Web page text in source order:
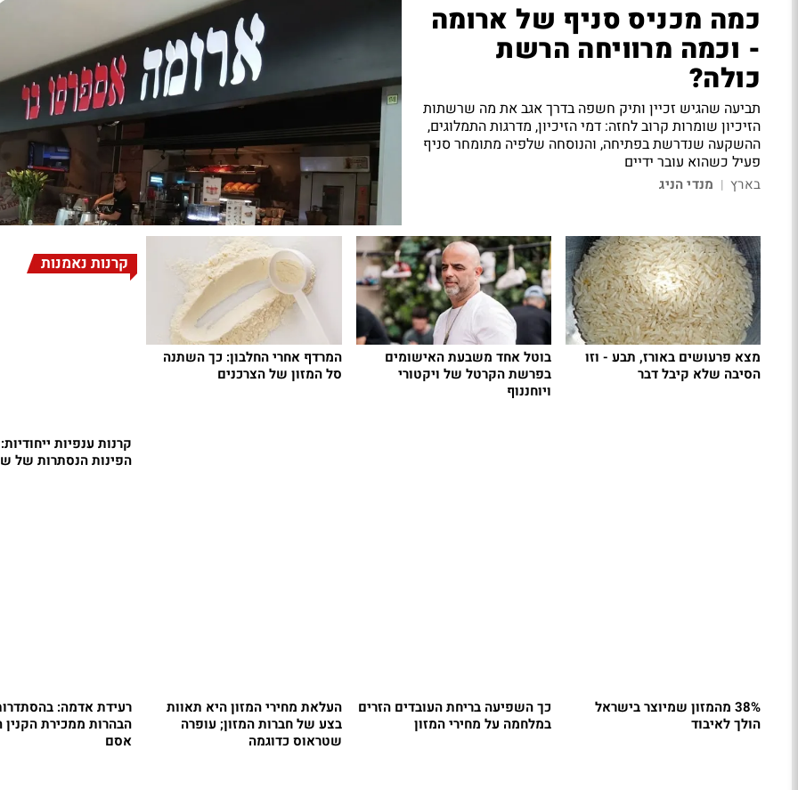
כמה מכניס סניף של ארומה
- וכמה מרוויחה הרשת
כולה?
תביעה שהגיש זכיין ותיק חשפה בדרך אגב את מה שרשתות
הזיכיון שומרות קרוב לחזה: דמי הזיכיון, מדרגות התמלוגים,
ההשקעה שנדרשת בפתיחה, והנוסחה שלפיה מתומחר סניף
פעיל כשהוא עובר ידיים
בארץ | מנדי הניג
מצא פרעושים באורז, תבע - וזו
הסיבה שלא קיבל דבר
בוטל אחד משבעת האישומים
בפרשת הקרטל של ויקטורי
ויוחננוף
המרדף אחרי החלבון: כך השתנה
סל המזון של הצרכנים
קרנות נאמנות
קרנות ענפיות
הפינות הנסתרות של
38% מהמזון שמיוצר בישראל
הולך לאיבוד
כך השפיעה בריחת העובדים הזרים
במלחמה על מחירי המזון
העלאת מחירי המזון היא תאוות
בצע של חברות המזון; עופרה
שטראוס כדוגמה
רעידת אדמה:
הבהרות ממכירת הקנין
אסם